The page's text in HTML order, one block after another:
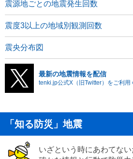
震源地ごとの地震発生回数
震度3以上の地域別観測回数
震央分布図
最新の地震情報を配信
tenki.jp公式X（旧Twitter）をご利用
「知る防災」地震
いざという時にあわてない